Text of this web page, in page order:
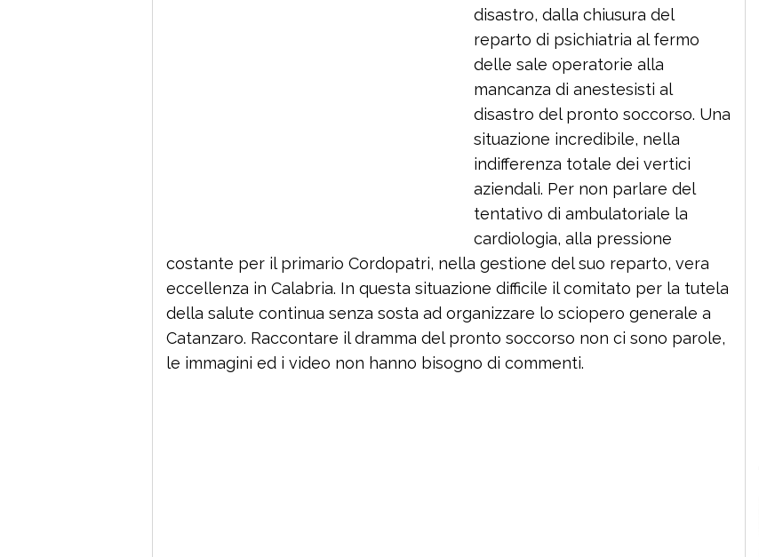
disastro, dalla chiusura del
reparto di psichiatria al fermo
delle sale operatorie alla
mancanza di anestesisti al
disastro del pronto soccorso. Una
situazione incredibile, nella
indifferenza totale dei vertici
aziendali. Per non parlare del
tentativo di ambulatoriale la
cardiologia, alla pressione
costante per il primario Cordopatri, nella gestione del suo reparto, vera
eccellenza in Calabria. In questa situazione difficile il comitato per la tutela
della salute continua senza sosta ad organizzare lo sciopero generale a
Catanzaro. Raccontare il dramma del pronto soccorso non ci sono parole,
le immagini ed i video non hanno bisogno di commenti.